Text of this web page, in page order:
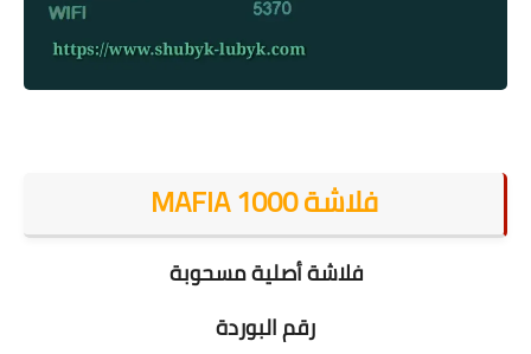
فلاشة MAFIA 1000
فلاشة أصلية مسحوبة
رقم البوردة